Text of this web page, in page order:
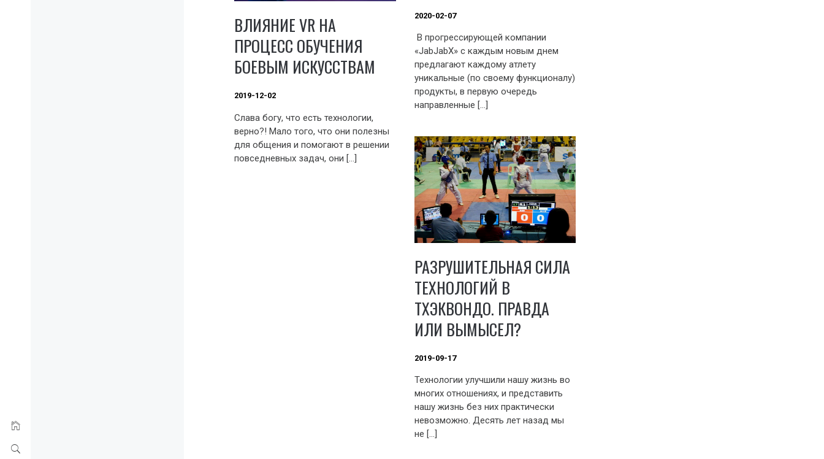
2020-02-07
В прогрессирующей компании
«JabJabX» с каждым новым днем
предлагают каждому атлету
уникальные (по своему функционалу)
продукты, в первую очередь
направленные […]
ВЛИЯНИЕ VR НА
ПРОЦЕСС ОБУЧЕНИЯ
БОЕВЫМ ИСКУССТВАМ
2019-12-02
Слава богу, что есть технологии,
верно?! Мало того, что они полезны
для общения и помогают в решении
повседневных задач, они […]
РАЗРУШИТЕЛЬНАЯ СИЛА
ТЕХНОЛОГИЙ В
ТХЭКВОНДО. ПРАВДА
ИЛИ ВЫМЫСЕЛ?
2019-09-17
Технологии улучшили нашу жизнь во
многих отношениях, и представить
нашу жизнь без них практически
невозможно. Десять лет назад мы
не […]